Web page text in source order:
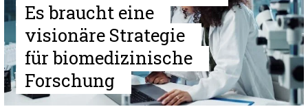
Es braucht eine
visionäre Strategie
für biomedizinische
Forschung